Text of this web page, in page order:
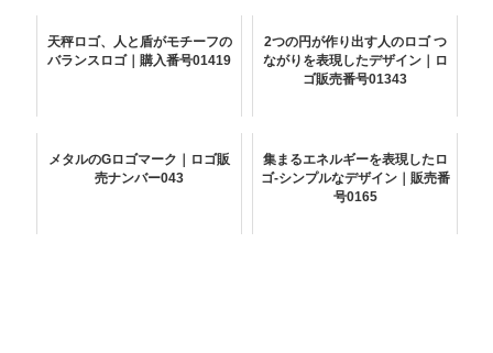
天秤ロゴ、人と盾がモチーフの
バランスロゴ｜購入番号01419
2つの円が作り出す人のロゴ つ
ながりを表現したデザイン｜ロ
ゴ販売番号01343
メタルのGロゴマーク｜ロゴ販
売ナンバー043
集まるエネルギーを表現したロ
ゴ-シンプルなデザイン｜販売番
号0165